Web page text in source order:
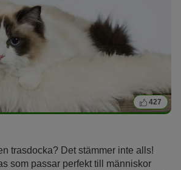
427
trasdocka? Det stämmer inte alls!
som passar perfekt till människor